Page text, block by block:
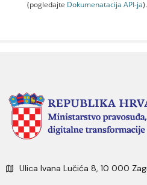
(pogledajte Dokumenаtаcijа API-jа).